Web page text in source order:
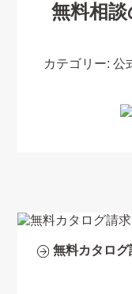
無料カタログ
無料相
カテゴリー: 公